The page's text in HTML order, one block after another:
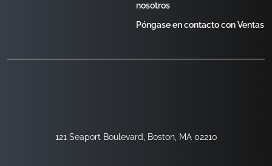
121 Seaport Boulevard, Boston, MA 02210
nosotros
Póngase en contacto con Ventas